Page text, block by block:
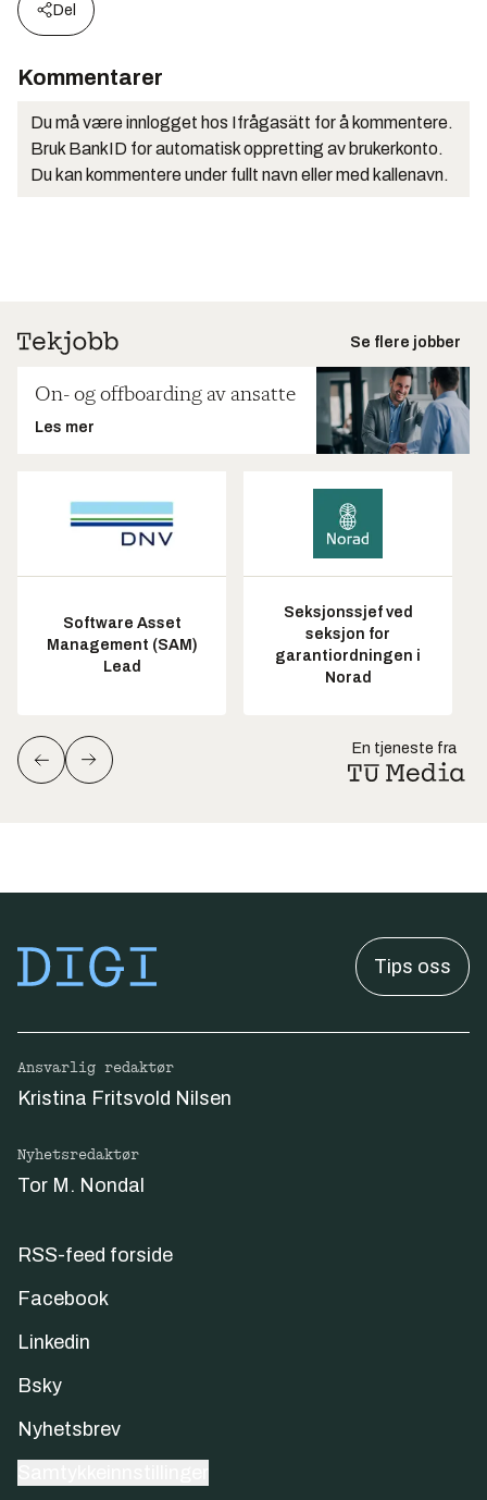
Del
Kommentarer
Du må være innlogget hos Ifrågasätt for å kommentere.
Bruk BankID for automatisk oppretting av brukerkonto.
Du kan kommentere under fullt navn eller med kallenavn.
Se flere jobber
On- og offboarding av ansatte
Les mer
Software Asset
Management (SAM)
Lead
Seksjonssjef ved
seksjon for
garantiordningen i
Norad
En tjeneste fra
Tips oss
Ansvarlig redaktør
Kristina Fritsvold Nilsen
Nyhetsredaktør
Tor M. Nondal
RSS-feed forside
Facebook
Linkedin
Bsky
Nyhetsbrev